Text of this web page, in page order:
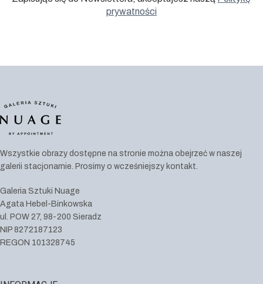
prywatności
Wszystkie obrazy dostępne na stronie można obejrzeć w naszej
galerii stacjonarnie. Prosimy o wcześniejszy kontakt.
Galeria Sztuki Nuage
Agata Hebel-Binkowska
ul. POW 27, 98-200 Sieradz
NIP 8272187123
REGON 101328745